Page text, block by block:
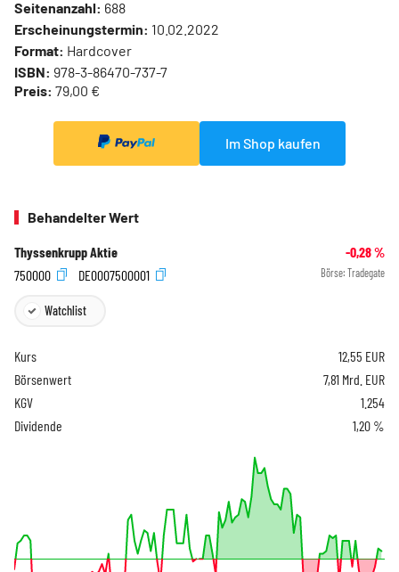
Seitenanzahl: 688
Erscheinungstermin: 10.02.2022
Format: Hardcover
ISBN: 978-3-86470-737-7
Preis: 79,00 €
Im Shop kaufen
Behandelter Wert
Thyssenkrupp Aktie -0,28%
750000
DE0007500001 Börse: Tradegate
Watchlist
Kurs 12,55 EUR
Börsenwert
7,81 Mrd. EUR
KGV
1.254
Dividende
1,20 %